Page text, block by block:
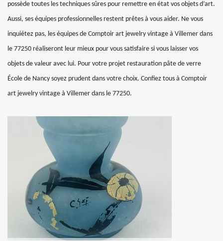
possède toutes les techniques sûres pour remettre en état vos objets d’art.
Aussi, ses équipes professionnelles restent prêtes à vous aider. Ne vous
inquiétez pas, les équipes de Comptoir art jewelry vintage à Villemer dans
le 77250 réaliseront leur mieux pour vous satisfaire si vous laisser vos
objets de valeur avec lui. Pour votre projet restauration pâte de verre
École de Nancy soyez prudent dans votre choix. Confiez tous à Comptoir
art jewelry vintage à Villemer dans le 77250.